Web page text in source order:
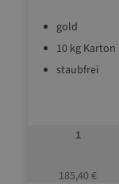
gold
10 kg Karton
staubfrei
1
185,40 €